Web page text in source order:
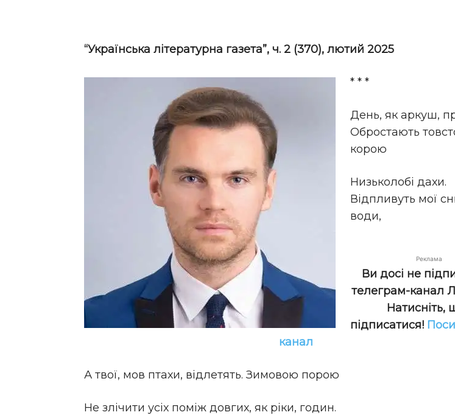
“Українська літературна газета”, ч. 2 (370), лютий 2025
* * *
День, як аркуш,
Обростають
корою
Низьколобі дахи.
Відпливуть мої
води,
Реклама
Ви досі не
телеграм-канал
Натисніть,
підписатися!
канал
А твої, мов птахи, відлетять. Зимовою порою
Не злічити усіх поміж довгих, як ріки, годин.